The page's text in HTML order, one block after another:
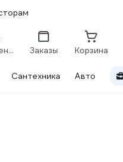
Сравнение Заказы Корзина
Сантехника Авто